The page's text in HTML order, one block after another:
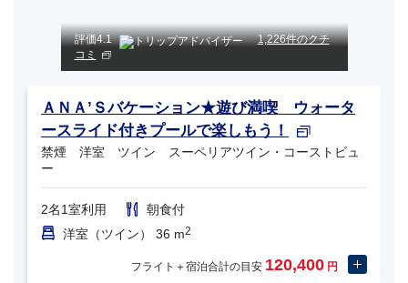
評価4.1
1,226件のクチ
コミ
ＡＮＡ’Ｓバケーション★遊び満喫 ウォータ
ースライド付きプールで楽しもう！
禁煙 洋室 ツイン スーペリアツイン・コーストビュ
ー
2名1室利用
朝食付
洋室（ツイン） 36 m2
フライト＋宿泊合計の目安 120,400 円